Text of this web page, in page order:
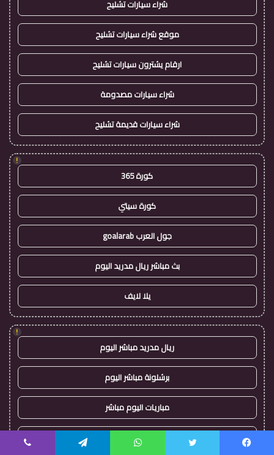
شراء سيارات تشليح
موقع شراء سيارات تشليح
ارقام يشترون سيارات تشليح
شراء سيارات مصدومة
شراء سيارات قديمة تشليح
!
كورة 365
كورة سيتي
جول العرب goalarab
بث مباشر ريال مدريد اليوم
يلا لايف
!
ريال مدريد مباشر اليوم
برشلونة مباشر اليوم
مباريات اليوم مباشر
يلا لايف